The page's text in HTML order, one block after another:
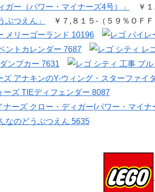
ガー（パワー・マイナーズ4号）」
￥１,
ぶつえん」
￥７,８１５-（５９％ＯＦＦ